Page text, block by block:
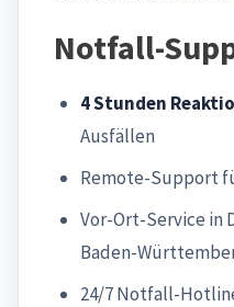
Notfall-
4 Stunden
Ausfällen
Remote-Support
Vor-Ort-Service in
Baden-
24/7 Notfall-